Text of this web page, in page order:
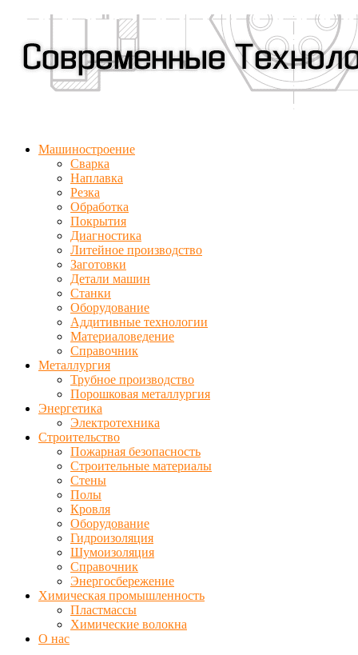
Машиностроение
Сварка
Наплавка
Резка
Обработка
Покрытия
Диагностика
Литейное производство
Заготовки
Детали машин
Станки
Оборудование
Аддитивные технологии
Материаловедение
Справочник
Металлургия
Трубное производство
Порошковая металлургия
Энергетика
Электротехника
Строительство
Пожарная безопасность
Строительные материалы
Стены
Полы
Кровля
Оборудование
Гидроизоляция
Шумоизоляция
Справочник
Энергосбережение
Химическая промышленность
Пластмассы
Химические волокна
О нас